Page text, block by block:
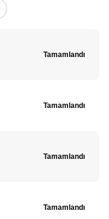
Tamamlandı
Tamamlandı
Tamamlandı
Tamamlandı